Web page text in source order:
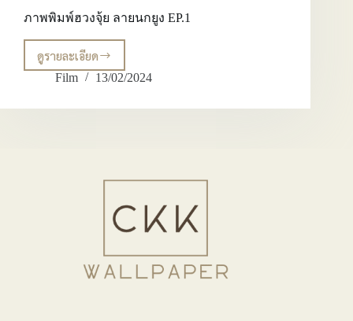
ภาพพิมพ์ฮวงจุ้ย ลายนกยูง EP.1
ดูรายละเอียด
ภาพ
พิมพ์
วง
Film 13/02/2024